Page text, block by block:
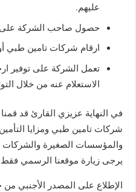
عليهم.
حصول صاحب الشركة على
ارقام شركات تامين طبي
تعمل الشركة على توفير
الاستعلام عنه من خلال
في النهاية عزيزي القارئ قد
شركات تامين طبي ومزايا التأمين
والمؤسسات الصغيرة والشركات
يرجى زيارة موقعنا الرسمي
الإطلاع على المصدر الأجنبي من